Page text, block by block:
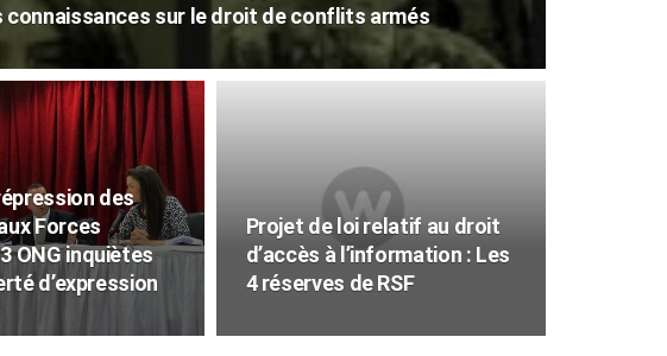
sur le droit de conflits armés
des
Forces
ONG inquiètes
d’expression
Projet de loi relatif au droit
d’accès à l’information : Les
4 réserves de RSF